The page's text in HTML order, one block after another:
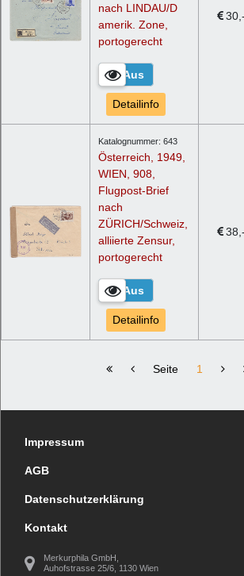
nach LINDAU/D
amerik. Zone,
portogerecht
Detailinfo
30
Katalognummer: 643
Österreich, 1949,
WIEN, 908,
Flugpost-Brief
nach
ZÜRICH/Schweiz,
alliierte Zensur,
portogerecht
Detailinfo
38
Jump to start
Previous
Seite 1
Impressum
AGB
Datenschutzerklärung
Kontakt
Merkurphila GmbH,
Auhofstrasse 25/6, 1130 Wien